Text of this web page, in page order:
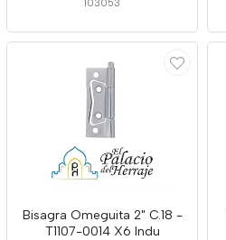
103053
Bisagra Omeguita 2" C.18 -
T1107-0014 X6 Indu